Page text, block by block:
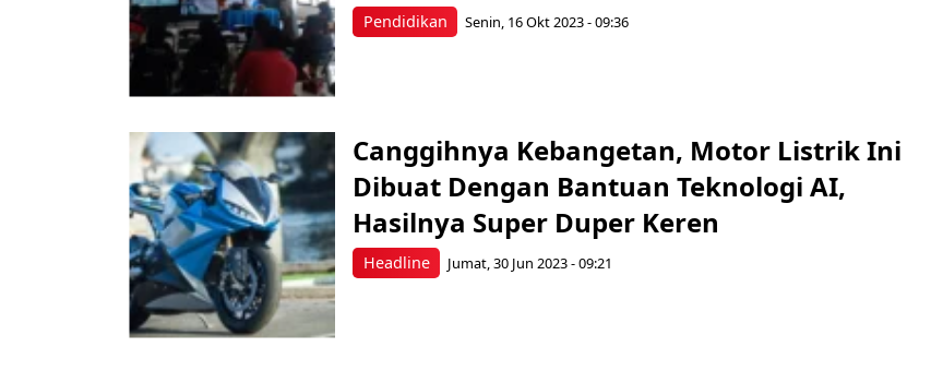
Pendidikan Senin, 16 Okt 2023 - 09:36
Headline
Canggihnya Kebangetan, Motor Listrik Ini
Dibuat Dengan Bantuan Teknologi AI,
Hasilnya Super Duper Keren
Jumat, 30 Jun 2023 - 09:21